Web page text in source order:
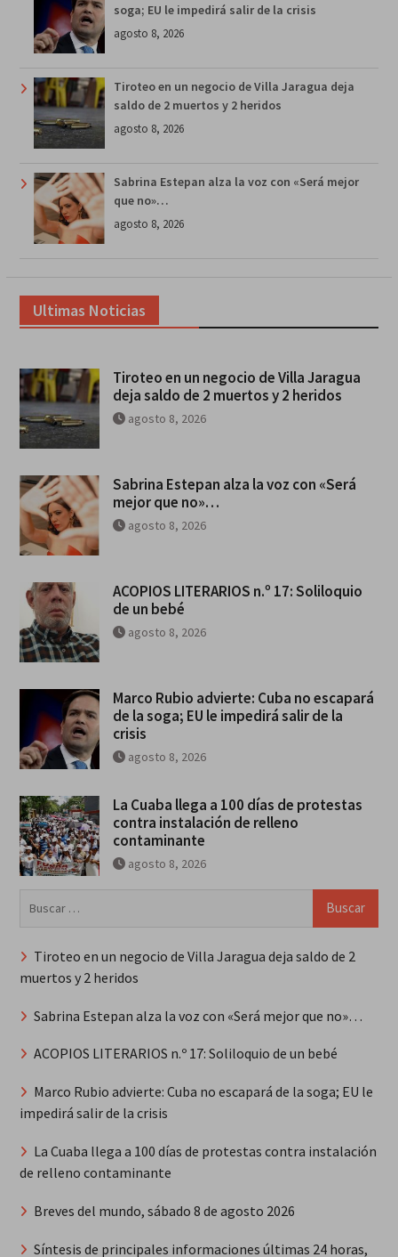
soga; EU le impedirá salir de la crisis
agosto 8, 2026
Tiroteo en un negocio de Villa Jaragua deja
saldo de 2 muertos y 2 heridos
agosto 8, 2026
Sabrina Estepan alza la voz con «Será mejor
que no»…
agosto 8, 2026
Ultimas Noticias
Tiroteo en un negocio de Villa Jaragua
deja saldo de 2 muertos y 2 heridos
agosto 8, 2026
Sabrina Estepan alza la voz con «Será
mejor que no»…
agosto 8, 2026
ACOPIOS LITERARIOS n.º 17: Soliloquio
de un bebé
agosto 8, 2026
Marco Rubio advierte: Cuba no escapará
de la soga; EU le impedirá salir de la
crisis
agosto 8, 2026
La Cuaba llega a 100 días de protestas
contra instalación de relleno
contaminante
agosto 8, 2026
Tiroteo en un negocio de Villa Jaragua deja saldo de 2
muertos y 2 heridos
Sabrina Estepan alza la voz con «Será mejor que no»…
ACOPIOS LITERARIOS n.º 17: Soliloquio de un bebé
Marco Rubio advierte: Cuba no escapará de la soga; EU le
impedirá salir de la crisis
La Cuaba llega a 100 días de protestas contra instalación
de relleno contaminante
Breves del mundo, sábado 8 de agosto 2026
Síntesis de principales informaciones últimas 24 horas,